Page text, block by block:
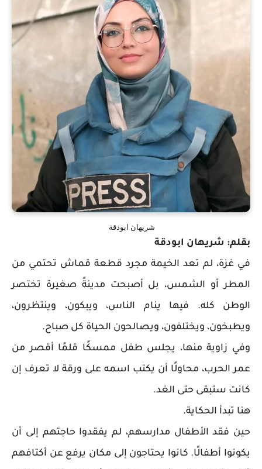
شريهان ابودقة
بقلم: شريهان ابودقة
في غزة، لم تعد الخيمة مجرد قطعة قماش تحتمي من
المطر أو الشمس، بل أصبحت مدينةً صغيرة تختصر
الوطن كله. فيها ينام الناس، ويبكون، وينتظرون،
ويطبخون، ويختلفون، ويصالحون الحياة كل صباح.
وفي زاوية منها، يجلس طفل ممسكًا قلمًا أقصر من
عمر الحرب، محاولًا أن يكتب اسمه على ورقة لا تعرف إن
كانت ستبقى حتى الغد.
هنا تبدأ الحكاية.
حين فقد الأطفال مدارسهم، لم يفقدوا حاجتهم إلى أن
يكونوا أطفالًا. كانوا يحتاجون إلى مكان يرفع عن أكتافهم